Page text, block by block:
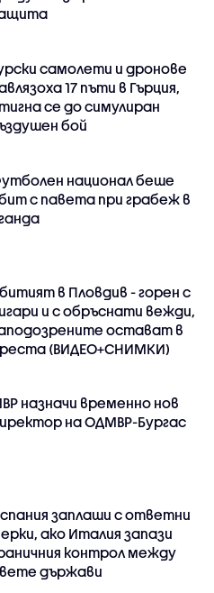
самолети и дронове
17 пъти в Гърция,
се до симулиран
бой
национал беше
с павета при грабеж в
в Пловдив - горен с
и с обръснати вежди,
остават в
(ВИДЕО+СНИМКИ)
назначи временно нов
на ОДМВР-Бургас
заплаши с ответни
ако Италия запази
контрол между
държави